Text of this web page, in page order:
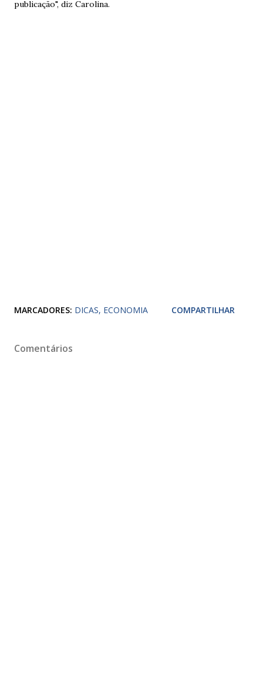
publicação", diz Carolina.
MARCADORES: DICAS ECONOMIA COMPARTILHAR
Comentários